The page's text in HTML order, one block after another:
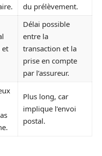
du prélèvement.
et
Délai possible
entre la
transaction et la
prise en compte
par l’assureur.
Plus long, car
implique l’envoi
postal.